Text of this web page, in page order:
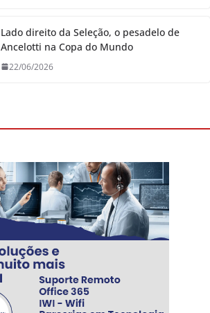
Lado direito da Seleção, o pesadelo de
Ancelotti na Copa do Mundo
22/06/2026